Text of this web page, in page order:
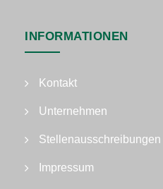
INFORMATIONEN
Kontakt
Unternehmen
Stellenausschreibungen
Impressum